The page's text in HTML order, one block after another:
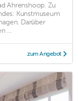
Ahrenshoop. Zu
Kunstmuseum
Darüber
...
zum Angebot